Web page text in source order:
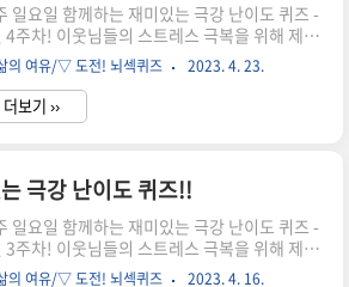
퀴즈 026 정답은? '벨기에' 입니다. 다섯 국간
색기 국가로서 포토존의 돌담은 위에서 아래
으로 다섯 국가의 3색기 색깔이며, 중앙의 검
랑, 빨강의 3색기 국가는 벨기에입니다. 3색
가(색..
일요일 함께하는 재미있는 극강 난이도 퀴즈 -
4주차! 이웃님들의 스트레스 극복을 위해 제공
는 "극강 난이도 퀴즈문제"입니다. 원래 힘이
는 더 힘든 일에 집중해서 아무 생각 안하는게
입니다. 그래서 준비한 극강 퀴즈입니다. 골때
문제들을 풀며 집중하다보면 어느새 삶의 고
해 보세요. 문제를 다 푸셨다면 아래의 정답 확
로↓↓↓ [퀴즈 정답 공개!!] 퀴즈 025 정답
'all' 입니다. 삼촌은 내(영어단어) 앞에 붙는 철
써, 삼촌 스무 명은 알파벳 순서대로 a(1)부터
까지입니다. 모두(all)를 사랑하는 나는 모든
의 여유/▽ 도전! 뇌섹퀴즈 2023. 4. 23.
더보기 ››
극강 난이도 퀴즈!!
일요일 함께하는 재미있는 극강 난이도 퀴즈 -
3주차! 이웃님들의 스트레스 극복을 위해 제공
는 "극강 난이도 퀴즈문제"입니다. 원래 힘이
의 여유/▽ 도전! 뇌섹퀴즈 2023. 4. 16.